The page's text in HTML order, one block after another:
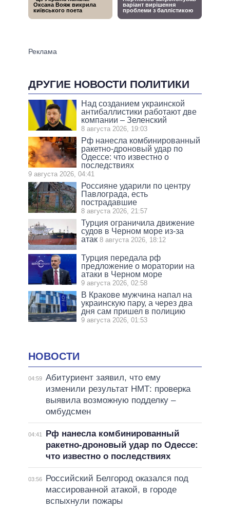
ДРУГИЕ НОВОСТИ ПОЛИТИКИ
Над созданием украинской
антибаллистики работают две
компании – Зеленский
8 августа 2026, 19:03
Рф нанесла комбинированный
ракетно-дроновый удар по
Одессе: что известно о
последствиях
9 августа 2026, 04:41
Россияне ударили по центру
Павлограда, есть
пострадавшие
8 августа 2026, 21:57
Турция ограничила движение
судов в Черном море из-за
атак 8 августа 2026, 18:12
Турция передала рф
предложение о моратории на
атаки в Черном море
9 августа 2026, 02:58
В Кракове мужчина напал на
украинскую пару, а через два
дня сам пришел в полицию
9 августа 2026, 01:53
НОВОСТИ
04:59 Абитуриент заявил, что ему
изменили результат НМТ: проверка
выявила возможную подделку –
омбудсмен
04:41
Рф нанесла комбинированный
ракетно-дроновый удар по Одессе:
что известно о последствиях
03:56
Российский Белгород оказался под
массированной атакой, в городе
вспыхнули пожары